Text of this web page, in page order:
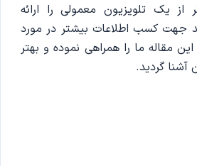
از یک تلویزیون معمولی را ارائه
جهت کسب اطلاعات بیشتر در مورد
مقاله ما را همراهی نموده و بهتر
آشنا گردید.